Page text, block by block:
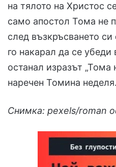
на тялото на Христос
само апостол Тома не
след възкръсването
го накарал да се убеди
останал изразът „Тома
наречен Томина неделя.
Снимка: pexels/roman